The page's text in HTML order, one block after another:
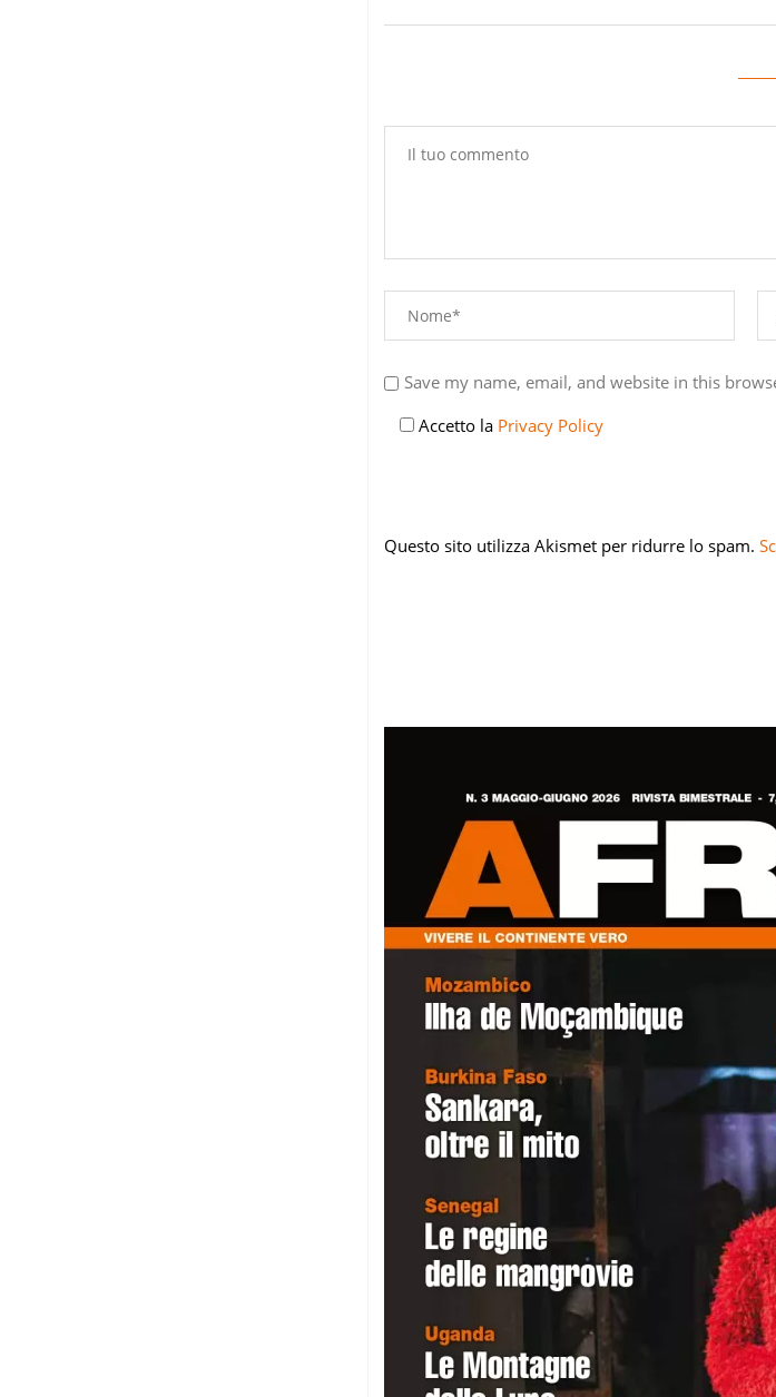
Save my name, email, and website in this
Accetto la Privacy Policy
Questo sito utilizza Akismet per ridurre lo spam.